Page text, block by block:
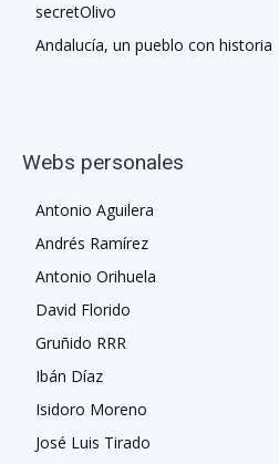
secretOlivo
Andalucía, un pueblo con historia
Webs personales
Antonio Aguilera
Andrés Ramírez
Antonio Orihuela
David Florido
Gruñido RRR
Ibán Díaz
Isidoro Moreno
José Luis Tirado